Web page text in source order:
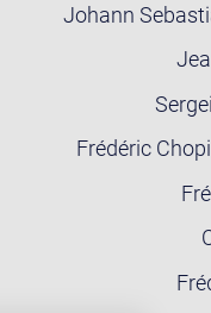
Johann
Frédéric